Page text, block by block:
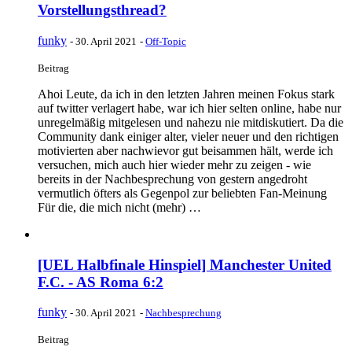
Vorstellungsthread?
funky - 30. April 2021 - Off-Topic
Beitrag
Ahoi Leute, da ich in den letzten Jahren meinen Fokus stark
auf twitter verlagert habe, war ich hier selten online, habe nur
unregelmäßig mitgelesen und nahezu nie mitdiskutiert. Da die
Community dank einiger alter, vieler neuer und den richtigen
motivierten aber nachwievor gut beisammen hält, werde ich
versuchen, mich auch hier wieder mehr zu zeigen - wie
bereits in der Nachbesprechung von gestern angedroht
vermutlich öfters als Gegenpol zur beliebten Fan-Meinung
Für die, die mich nicht (mehr) …
[UEL Halbfinale Hinspiel] Manchester United
F.C. - AS Roma 6:2
funky - 30. April 2021 - Nachbesprechung
Beitrag